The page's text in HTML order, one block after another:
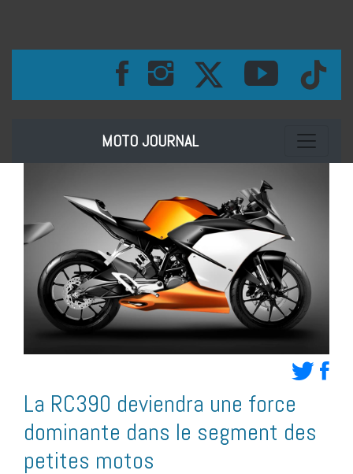
MOTO JOURNAL Toggle
La RC390 deviendra une force
dominante dans le segment des
petites motos